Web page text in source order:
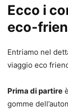
Ecco i
eco-
Entriamo nel
viaggio eco
Prima di partire
gomme